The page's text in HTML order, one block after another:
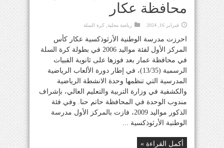
محافظة عكار
فبراير 16, 2024 رياضة محلية كرة السلة
احرزت مدرسة الوطنية الأرثوذكسية عكار كأس
المركز الأول لفئة مواليد 2006 في بطولة كرة السلة
في محافظة عمار بعد فوزها على ثانوية القبيات
الرسمية (13/35)، في إطار دورة الألعاب الرياضية
المدرسية التي تنظمها وحدة الانشطة الرياضية
والكشفية في وزارة التربية والتعليم العالي، بإشراف
مندوب الوحدة في المحافظة حاتم حنا. وفي فئة
الذكور مواليد 2009، فازت بالمركز الأول مدرسة
الوطنية الأرثوذكسية ...
أكمل القراءة »